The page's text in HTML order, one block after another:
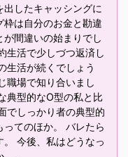
したキャッシングに
は自分のお金と勘違
間違いの始まりでし
生活で少しづつ返済し
生活が続くでしょう
職場で知り合いまし
典型的なO型の私と比
でしっかり者の典型的
てのほか。 バレたら
今後、私はどうなっ